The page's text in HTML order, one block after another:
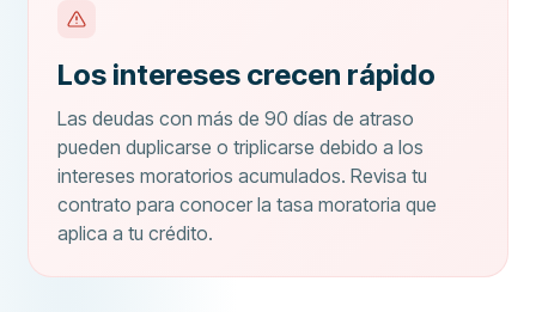
Los intereses crecen rápido
Las deudas con más de 90 días de atraso
pueden duplicarse o triplicarse debido a los
intereses moratorios acumulados. Revisa tu
contrato para conocer la tasa moratoria que
aplica a tu crédito.